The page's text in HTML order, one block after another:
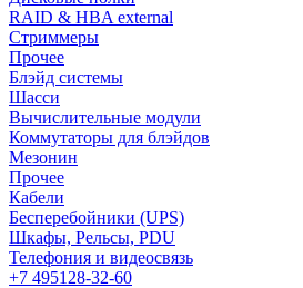
RAID & HBA external
Стриммеры
Прочее
Блэйд системы
Шасси
Вычислительные модули
Коммутаторы для блэйдов
Мезонин
Прочее
Кабели
Бесперебойники (UPS)
Шкафы, Рельсы, PDU
Телефония и видеосвязь
+7 495128-32-60